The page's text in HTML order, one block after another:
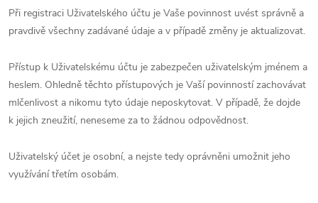
Při registraci Uživatelského účtu je Vaše povinnost uvést správně a
pravdivě všechny zadávané údaje a v případě změny je aktualizovat.
Přístup k Uživatelskému účtu je zabezpečen uživatelským jménem a
heslem. Ohledně těchto přístupových je Vaší povinností zachovávat
mlčenlivost a nikomu tyto údaje neposkytovat. V případě, že dojde
k jejich zneužití, neneseme za to žádnou odpovědnost.
Uživatelský účet je osobní, a nejste tedy oprávněni umožnit jeho
využívání třetím osobám.